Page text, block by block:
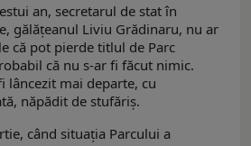
an, secretarul de stat în
gălăţeanul Liviu Grădinaru, nu ar
că pot pierde titlul de Parc
că nu s-ar fi făcut nimic.
lâncezit mai departe, cu
năpădit de stufăriş.
când situaţia Parcului a